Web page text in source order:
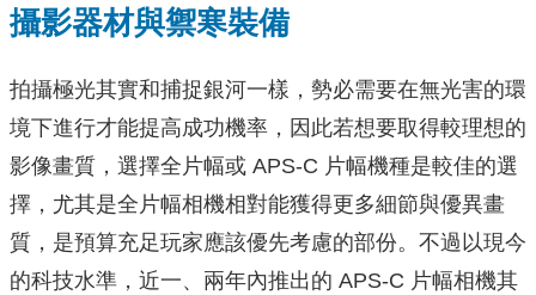
攝影器材與禦寒裝備
拍攝極光其實和捕捉銀河一樣，勢必需要在無光害的環
境下進行才能提高成功機率，因此若想要取得較理想的
影像畫質，選擇全片幅或 APS-C 片幅機種是較佳的選
擇，尤其是全片幅相機相對能獲得更多細節與優異畫
質，是預算充足玩家應該優先考慮的部份。不過以現今
的科技水準，近一、兩年內推出的 APS-C 片幅相機其